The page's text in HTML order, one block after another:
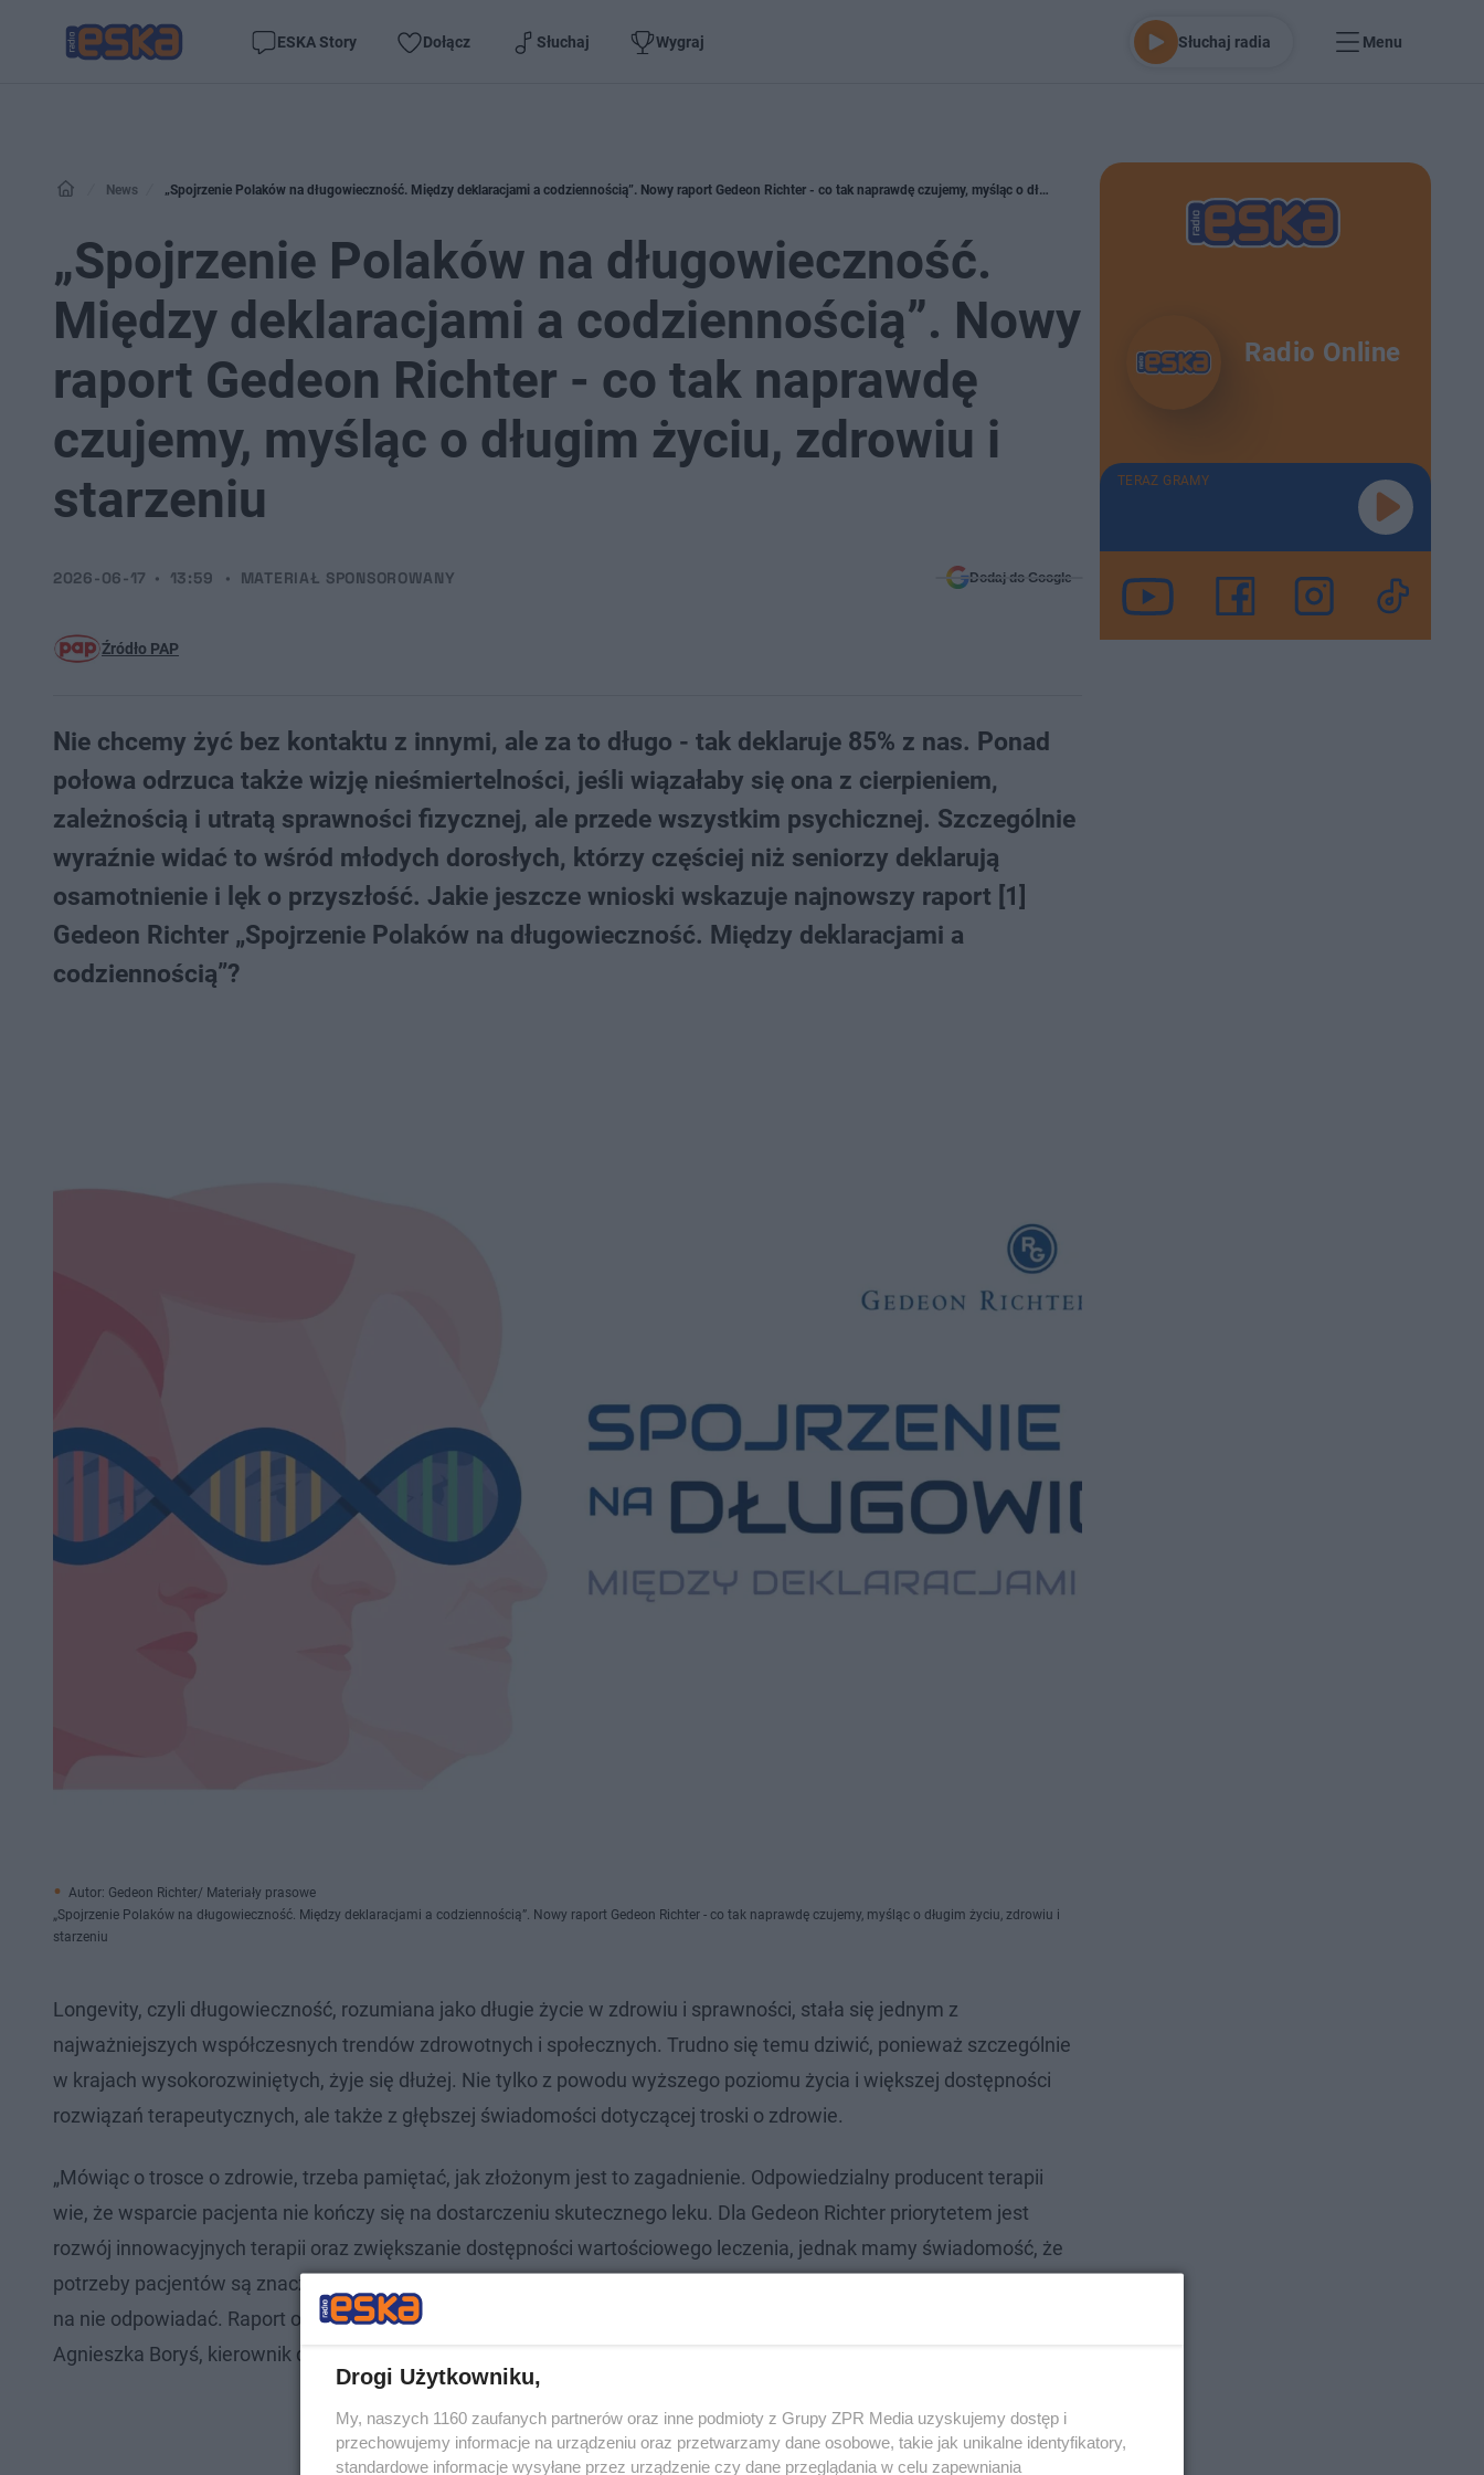
ESKA Story Dołącz Słuchaj Wygraj Słuchaj radia Menu
News „Spojrzenie Polaków na długowieczność. Między deklaracjami a codziennością”. Nowy raport Gedeon Richter - co tak naprawdę czujemy, myśląc o długim życiu, zdrowiu i starzeniu
„Spojrzenie Polaków na długowieczność.
Między deklaracjami a codziennością”. Nowy
raport Gedeon Richter - co tak naprawdę
czujemy, myśląc o długim życiu, zdrowiu i
starzeniu
Źródło PAP
2026-06-17 13:59 MATERIAŁ SPONSOROWANY Dodaj do Google
Nie chcemy żyć bez kontaktu z innymi, ale za to długo - tak deklaruje 85% z nas. Ponad
połowa odrzuca także wizję nieśmiertelności, jeśli wiązałaby się ona z cierpieniem,
zależnością i utratą sprawności fizycznej, ale przede wszystkim psychicznej. Szczególnie
wyraźnie widać to wśród młodych dorosłych, którzy częściej niż seniorzy deklarują
osamotnienie i lęk o przyszłość. Jakie jeszcze wnioski wskazuje najnowszy raport [1]
Gedeon Richter „Spojrzenie Polaków na długowieczność. Między deklaracjami a
codziennością”?
Autor: Gedeon Richter/ Materiały prasowe
„Spojrzenie Polaków na długowieczność. Między deklaracjami a codziennością”. Nowy raport Gedeon Richter - co tak naprawdę czujemy, myśląc o długim życiu, zdrowiu i
starzeniu
Longevity, czyli długowieczność, rozumiana jako długie życie w zdrowiu i sprawności, stała się jednym z
najważniejszych współczesnych trendów zdrowotnych i społecznych. Trudno się temu dziwić, ponieważ szczególnie
w krajach wysokorozwiniętych, żyje się dłużej. Nie tylko z powodu wyższego poziomu życia i większej dostępności
rozwiązań terapeutycznych, ale także z głębszej świadomości dotyczącej troski o zdrowie.
„Mówiąc o trosce o zdrowie, trzeba pamiętać, jak złożonym jest to zagadnienie. Odpowiedzialny producent terapii
wie, że wsparcie pacjenta nie kończy się na dostarczeniu skutecznego leku. Dla Gedeon Richter priorytetem jest
rozwój innowacyjnych terapii oraz zwiększanie dostępności wartościowego leczenia, jednak mamy świadomość, że
potrzeby pacjentów są znacznie szersze. Dlatego, realizując naszą misję, staramy się lepiej je rozumieć i skuteczniej
na nie odpowiadać. Raport otwiera nowe perspektywy i pomoże nam jeszcze trafniej wspierać pacjentów” - mówi
Agnieszka Boryś, kierownik działu PR w Gedeon Richter Polska.
Radio Online
TERAZ GRAMY
Drogi Użytkowniku,
My, naszych 1160 zaufanych partnerów oraz inne podmioty z Grupy ZPR Media uzyskujemy dostęp i
przechowujemy informacje na urządzeniu oraz przetwarzamy dane osobowe, takie jak unikalne identyfikatory,
standardowe informacje wysyłane przez urządzenie czy dane przeglądania w celu zapewniania